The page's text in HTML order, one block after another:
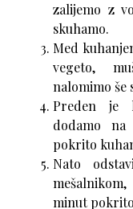
zalijemo z
skuhamo.
Med
vegeto,
nalomimo še
Preden je
dodamo
pokrito
Nato
minut